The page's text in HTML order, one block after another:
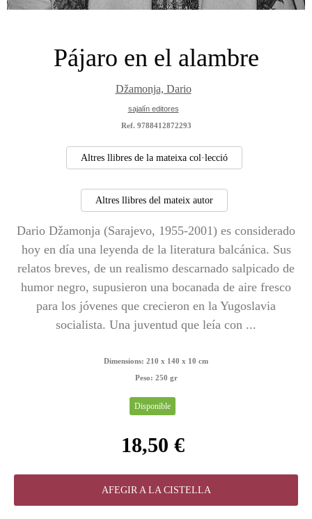
Pájaro en el alambre
Džamonja, Dario
sajalín editores
Ref. 9788412872293
Altres llibres de la mateixa col·lecció
Altres llibres del mateix autor
Dario Džamonja (Sarajevo, 1955-2001) es considerado
hoy en día una leyenda de la literatura balcánica. Sus
relatos breves, de un realismo descarnado salpicado de
humor negro, supusieron una bocanada de aire fresco
para los jóvenes que crecieron en la Yugoslavia
socialista. Una juventud que leía con ...
Dimensions: 210 x 140 x 10 cm
Peso: 250 gr
Disponible
18,50 €
AFEGIR A LA CISTELLA